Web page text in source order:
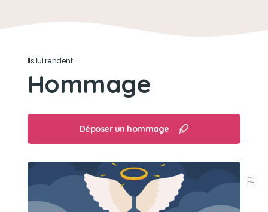
Ils lui rendent
Hommage
Déposer un hommage